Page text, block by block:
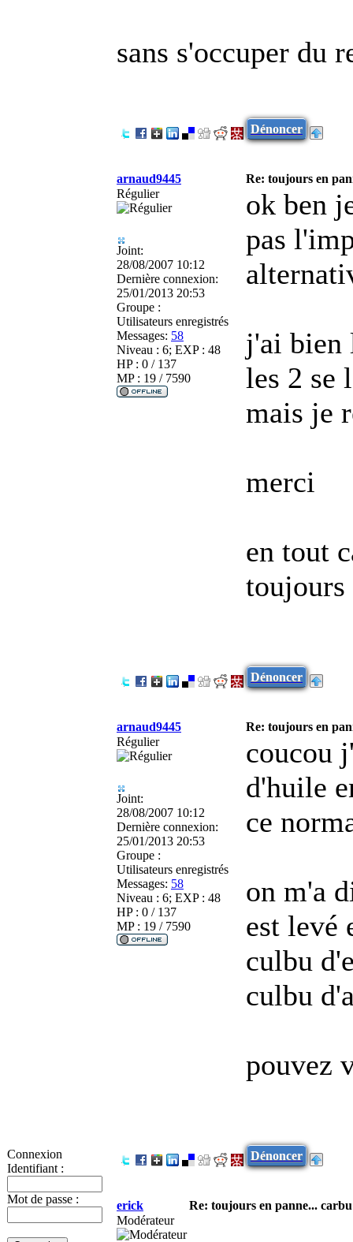
Connexion
Identifiant :
Mot de passe :
sans s'occuper du
Dénoncer
arnaud9445
Re: toujours en
Régulier
Joint:
28/08/2007 10:12
Dernière connexion:
25/01/2013 20:53
Groupe :
Utilisateurs enregistrés
Messages: 58
Niveau : 6; EXP : 48
HP : 0 / 137
MP : 19 / 7590
ok ben
pas
j'ai bien
les 2 se
mais je
merci
en tout
Dénoncer
arnaud9445
Re: toujours en
Régulier
Joint:
28/08/2007 10:12
Dernière connexion:
25/01/2013 20:53
Groupe :
Utilisateurs enregistrés
Messages: 58
Niveau : 6; EXP : 48
HP : 0 / 137
MP : 19 / 7590
coucou
d'huile
ce
on m'a
est levé
culbu
culbu
pouvez
Dénoncer
erick
Re: toujours en panne...
Modérateur